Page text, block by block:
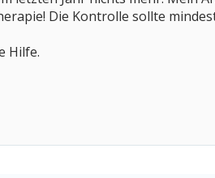
Die Kontrolle sollte
Hilfe.